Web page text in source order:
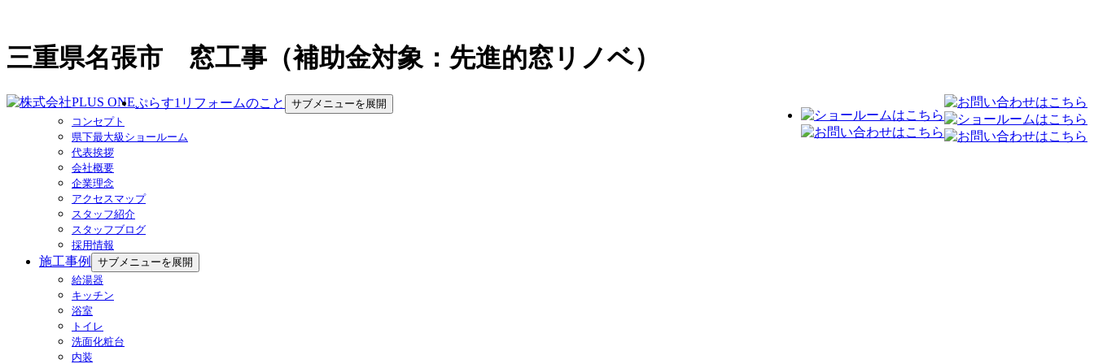
三重県名張市 窓工事（補助金対象：先進的窓リノベ）
ぷらす1リフォームのこと
サブメニューを展開
コンセプト
県下最大級ショールーム
代表挨拶
会社概要
企業理念
アクセスマップ
スタッフ紹介
スタッフブログ
採用情報
施工事例
サブメニューを展開
給湯器
キッチン
浴室
トイレ
洗面化粧台
内装